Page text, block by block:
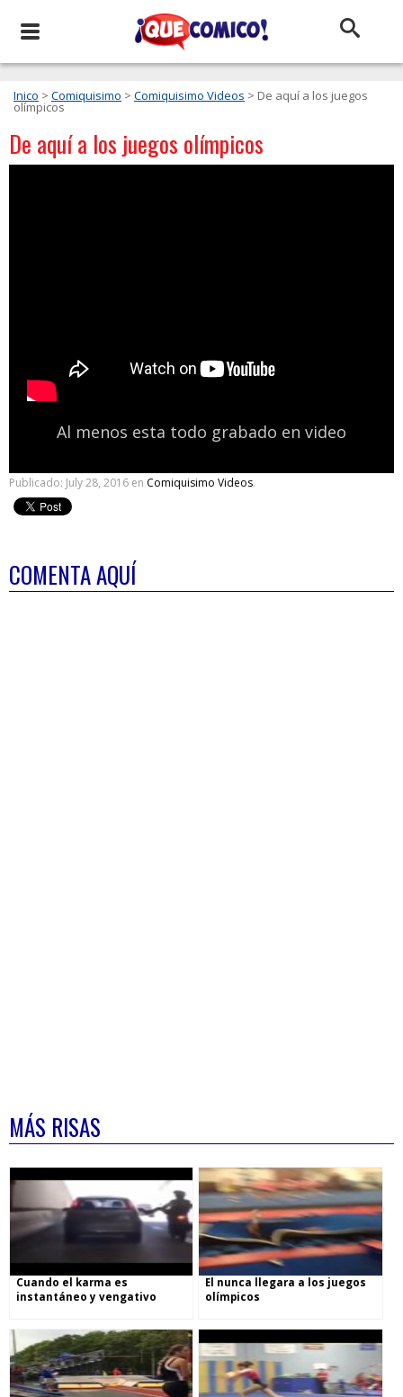
Inico > Comiquisimo > Comiquisimo Videos > De aquí a los juegos
olímpicos
De aquí a los juegos olímpicos
Al menos esta todo grabado en video
Publicado: July 28, 2016 en Comiquisimo Videos.
COMENTA AQUÍ
MÁS RISAS
Cuando el karma es
instantáneo y vengativo
El nunca llegara a los juegos
olímpicos